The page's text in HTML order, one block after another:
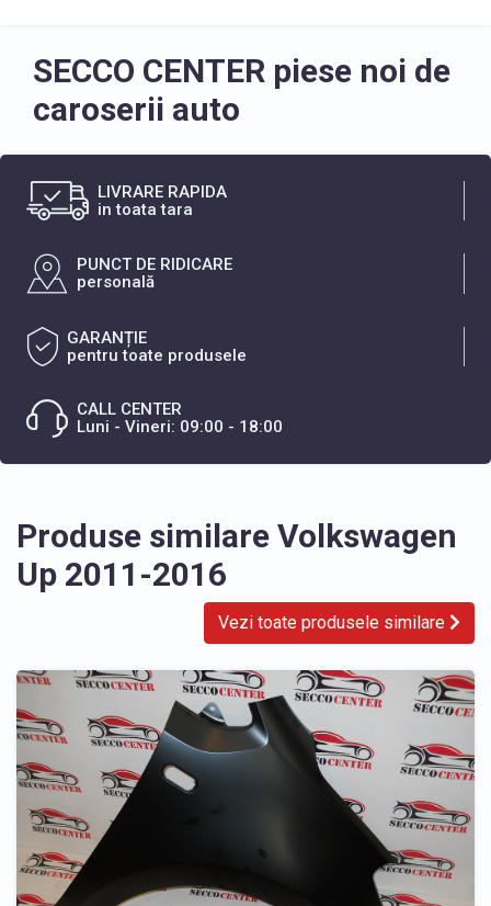
SECCO CENTER piese noi de
caroserii auto
LIVRARE RAPIDA
in toata tara
PUNCT DE RIDICARE
personală
GARANȚIE
pentru toate produsele
CALL CENTER
Luni - Vineri: 09:00 - 18:00
Produse similare Volkswagen
Up 2011-2016
Vezi toate produsele similare